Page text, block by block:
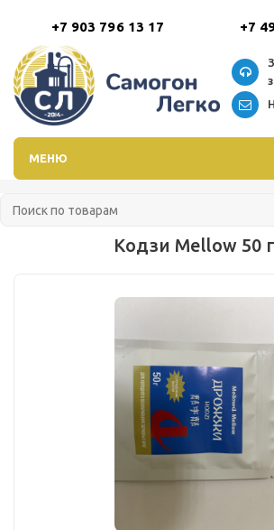
+7 903 796 13 17 +7
МЕНЮ
Кодзи Mellow 50